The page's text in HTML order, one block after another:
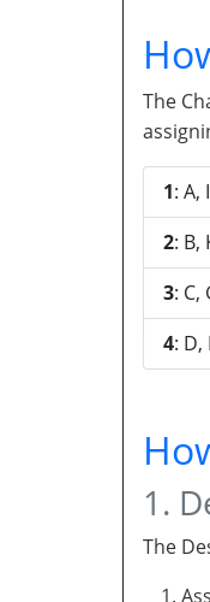
The
1: A,
2: B,
3: C,
4: D,
1.
The